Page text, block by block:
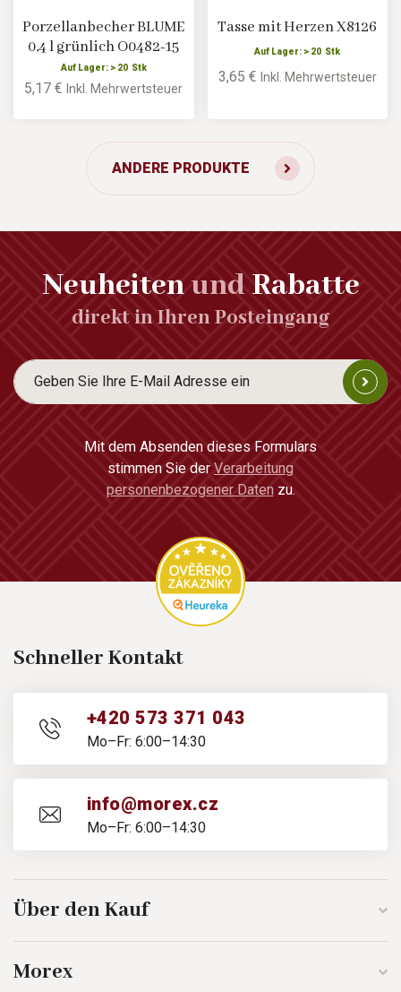
Porzellanbecher BLUME
0,4 l grünlich O0482-15
Auf Lager: > 20 Stk
5,17 €Inkl. Mehrwertsteuer
Tasse mit Herzen X8126
Auf Lager: > 20 Stk
3,65 € Inkl. Mehrwertsteuer
ANDERE PRODUKTE
NeuheitenundRabatte
direkt in Ihren Posteingang
Mit dem Absenden dieses Formulars
stimmen Sie der Verarbeitung
personenbezogener Daten zu.
Schneller Kontakt
+420 573 371 043
Mo–Fr: 6:00–14:30
info@morex.cz
Mo–Fr: 6:00–14:30
Über den Kauf
Morex